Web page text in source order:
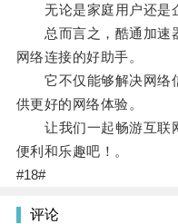
无论是家庭用户还是企
总而言之，酷通加速
网络连接的好助手。
它不仅能够解决网络
供更好的网络体验。
让我们一起畅游互联
便利和乐趣吧！。
#18#
评论